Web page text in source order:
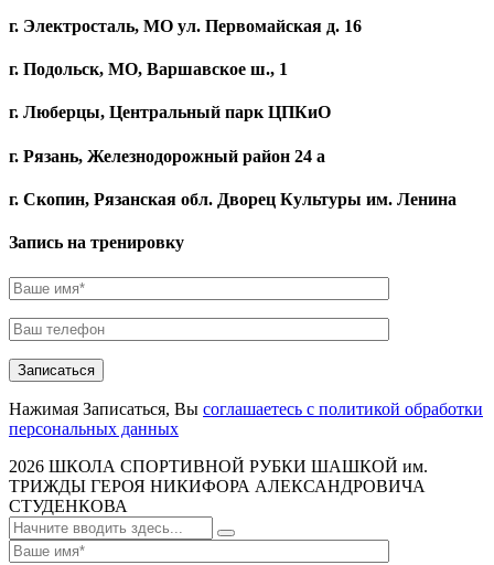
г. Электросталь, МО ул. Первомайская д. 16
г. Подольск, МО, Варшавское ш., 1
г. Люберцы, Центральный парк ЦПКиО
г. Рязань, Железнодорожный район 24 а
г. Скопин, Рязанская обл. Дворец Культуры им. Ленина
Запись на тренировку
Записаться
Нажимая Записаться, Вы соглашаетесь с политикой обработки
персональных данных
2026 ШКОЛА СПОРТИВНОЙ РУБКИ ШАШКОЙ им.
ТРИЖДЫ ГЕРОЯ НИКИФОРА АЛЕКСАНДРОВИЧА
СТУДЕНКОВА